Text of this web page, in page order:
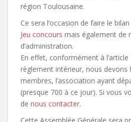
région Toulousaine.
Ce sera l’occasion de faire le
Jeu concours mais également de
d’administration.
En effet, conformément à
règlement intérieur, nous devons
membres, l’association ayant
(presque 700 à ce jour). Si vous
de nous contacter.